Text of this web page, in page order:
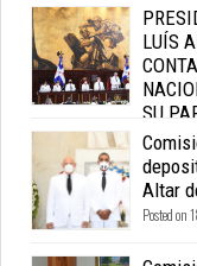
LUÍS
SU
Posted on 18 Aug 2020 - 0
Altar
Posted